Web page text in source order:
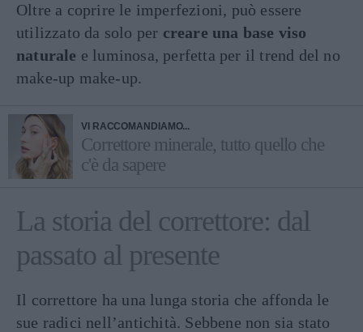
Oltre a coprire le imperfezioni, può essere
utilizzato da solo per creare una base viso
naturale e luminosa, perfetta per il trend del no
make-up make-up.
VI RACCOMANDIAMO...
Correttore minerale, tutto quello che
c'è da sapere
La storia del correttore: dal
passato al presente
Il correttore ha una lunga storia che affonda le
sue radici nell’antichità. Sebbene non sia stato